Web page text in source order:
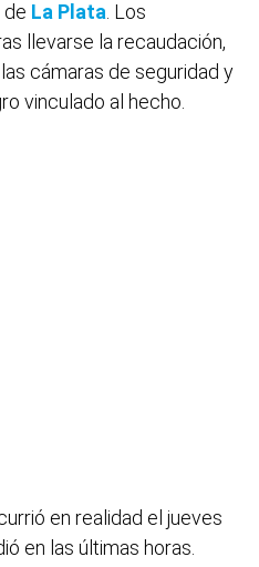
de La Plata . Los
llevarse la recaudación,
cámaras de seguridad y
vinculado al hecho.
en realidad el jueves
en las últimas horas.